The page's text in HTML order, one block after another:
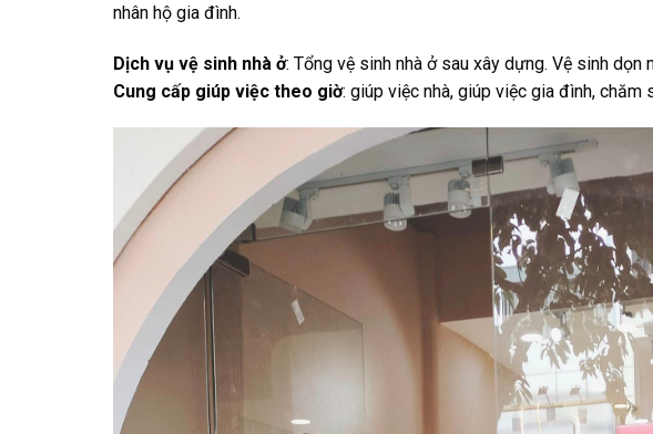
nhân hộ gia đình.
Dịch vụ vệ sinh nhà ở: Tổng vệ sinh nhà ở sau xây dựng. Vệ sinh dọn
Cung cấp giúp việc theo giờ: giúp việc nhà, giúp việc gia đình,